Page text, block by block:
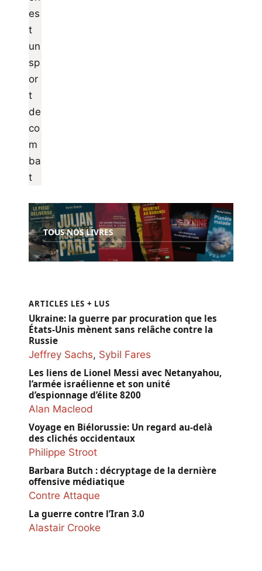
TOUS NOS LIVRES
ARTICLES LES + LUS
Ukraine: la guerre par procuration que les
États-Unis mènent sans relâche contre la
Russie
Jeffrey Sachs, Sybil Fares
Les liens de Lionel Messi avec Netanyahou,
l’armée israélienne et son unité
d’espionnage d’élite 8200
Alan Macleod
Voyage en Biélorussie: Un regard au-delà
des clichés occidentaux
Philippe Stroot
Barbara Butch : décryptage de la dernière
offensive médiatique
Contre Attaque
La guerre contre l’Iran 3.0
Alastair Crooke